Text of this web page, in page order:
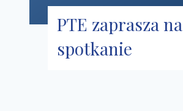
PTE zaprasza na
spotkanie